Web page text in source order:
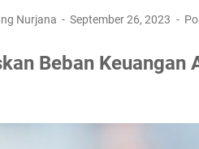
Nurjana September 26, 2023
Beban Keuangan